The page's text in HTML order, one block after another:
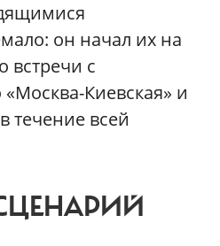
он начал их на
встречи с
Киевская» и
течение всей